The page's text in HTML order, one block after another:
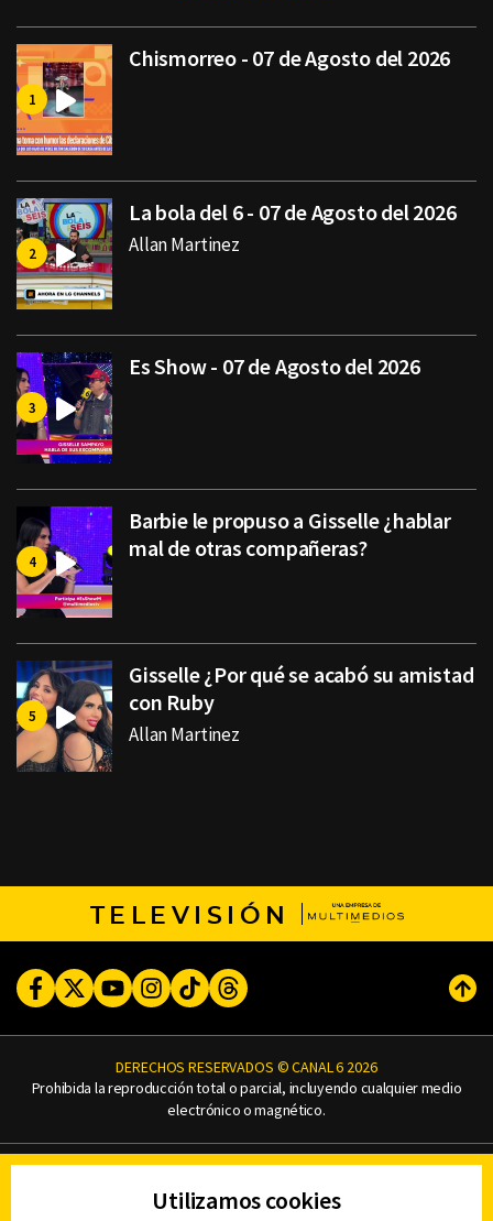
Chismorreo - 07 de Agosto del 2026
La bola del 6 - 07 de Agosto del 2026
Allan Martinez
Es Show - 07 de Agosto del 2026
Barbie le propuso a Gisselle ¿hablar
mal de otras compañeras?
Gisselle ¿Por qué se acabó su amistad
con Ruby
Allan Martinez
TELEVISIÓN
FacebookTwitterYoutubeInstagram
TikTokThreads
DERECHOS RESERVADOS © CANAL 6 2026
Prohibida la reproducción total o parcial, incluyendo cualquier medio
electrónico o magnético.
AVISO DE PRIVACIDAD
AVISO LEGAL
Utilizamos cookies